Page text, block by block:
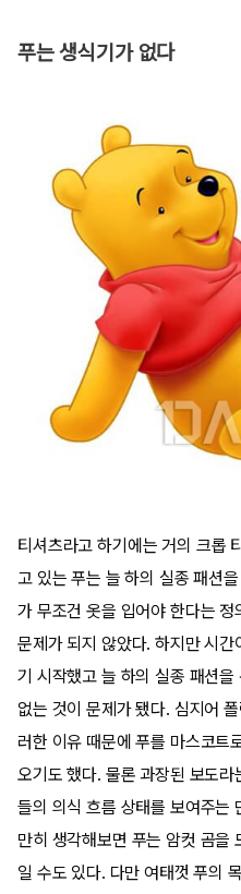
푸는 생식기가 없다
티셔츠라고 하기에는 거의 크롭
고 있는 푸는 늘 하의 실종 패션
가 무조건 옷을 입어야 한다는
문제가 되지 않았다. 하지만 시
기 시작했고 늘 하의 실종 패션을
없는 것이 문제가 됐다. 심지어
러한 이유 때문에 푸를 마스코트
오기도 했다. 물론 과장된 보도
들의 의식 흐름 상태를 보여주는
만히 생각해보면 푸는 암컷 곰을
일 수도 있다. 다만 여태껏 푸의